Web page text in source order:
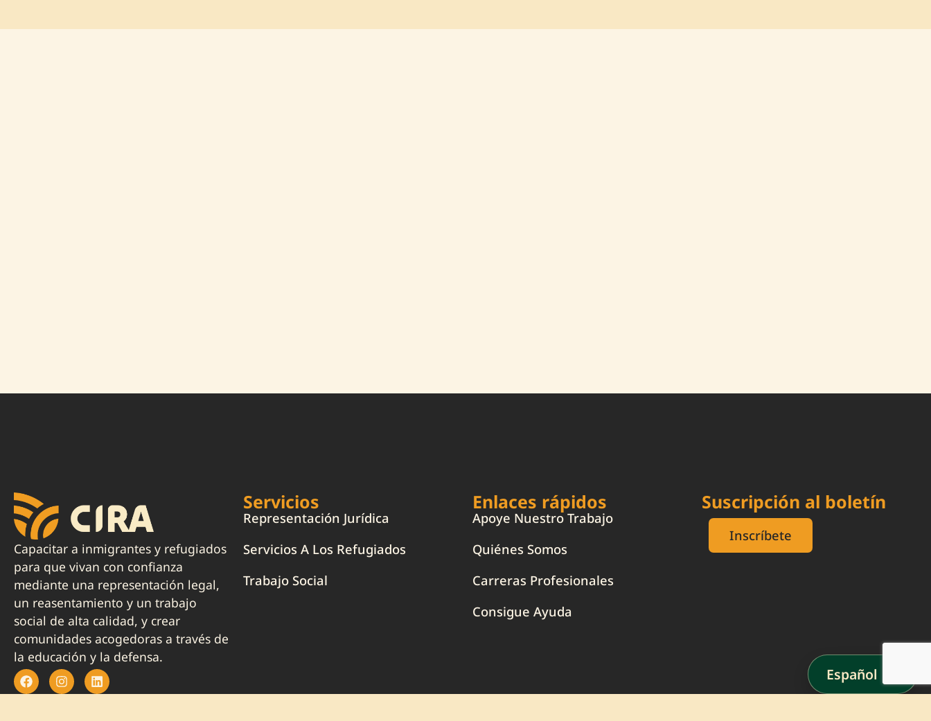
Capacitar a inmigrantes y refugiados
para que vivan con confianza
mediante una representación legal,
un reasentamiento y un trabajo
social de alta calidad, y crear
comunidades acogedoras a través de
la educación y la defensa.
Servicios
Representación Jurídica
Servicios A Los Refugiados
Trabajo Social
Enlaces rápidos
Apoye Nuestro Trabajo
Quiénes Somos
Carreras Profesionales
Consigue Ayuda
Suscripción al boletín
Inscríbete
Español